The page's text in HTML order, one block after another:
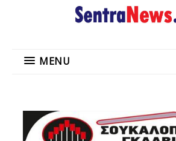
MENU